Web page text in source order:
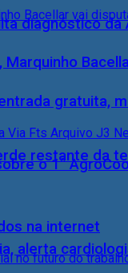
restante da
alerta
diagnóstico da
gratuita,
o 1°
na internet